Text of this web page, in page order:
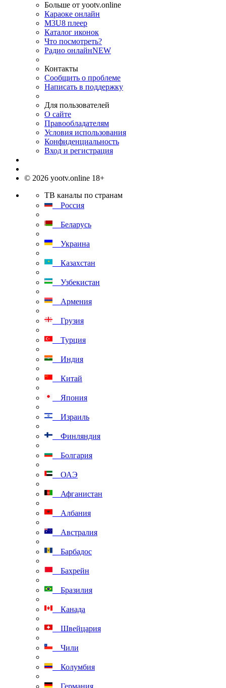
Больше от yootv.online
Караоке онлайн
M3U8 плеер
Каталог иконок
Что посмотреть?
Радио онлайнNEW
Контакты
Сообщить о проблеме
Написать в поддержку
Для пользователей
О сайте
Правообладателям
Условия использования
Конфиденциальность
Вход и регистрация
© 2026 yootv.online 18+
ТВ каналы по странам
Россия
Беларусь
Украина
Казахстан
Узбекистан
Армения
Грузия
Турция
Индия
Китай
Япония
Израиль
Финляндия
Болгария
ОАЭ
Афганистан
Албания
Австралия
Барбадос
Бахрейн
Бразилия
Канада
Швейцария
Чили
Колумбия
Германия